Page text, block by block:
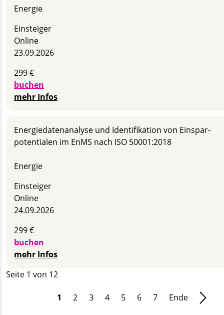
Energie
Einsteiger
Online
23.09.2026
299 €
buchen
mehr Infos
Energie­daten­analyse und Identifikation von Einspar­
potentialen im EnMS nach ISO 50001:2018
Energie
Einsteiger
Online
24.09.2026
299 €
buchen
mehr Infos
Seite 1 von 12
1 2 3 4 5 6 7 Ende